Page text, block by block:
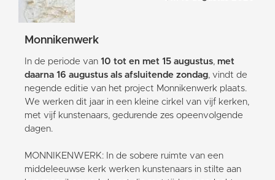
Monnikenwerk
In de periode van 10 tot en met 15 augustus, met
daarna 16 augustus als afsluitende zondag, vindt de
negende editie van het project Monnikenwerk plaats.
We werken dit jaar in een kleine cirkel van vijf kerken,
met vijf kunstenaars, gedurende zes opeenvolgende
dagen.
MONNIKENWERK: In de sobere ruimte van een
middeleeuwse kerk werken kunstenaars in stilte aan